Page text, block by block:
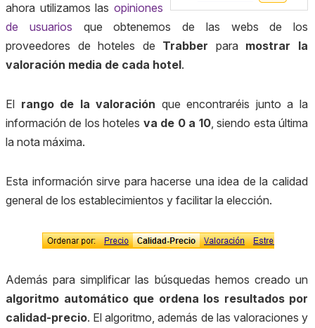
ahora utilizamos las opiniones
de usuarios que obtenemos de las webs de los
proveedores de hoteles de Trabber para mostrar la
valoración media de cada hotel.
El rango de la valoración que encontraréis junto a la
información de los hoteles va de 0 a 10, siendo esta última
la nota máxima.
Esta información sirve para hacerse una idea de la calidad
general de los establecimientos y facilitar la elección.
Además para simplificar las búsquedas hemos creado un
algoritmo automático que ordena los resultados por
calidad-precio. El algoritmo, además de las valoraciones y